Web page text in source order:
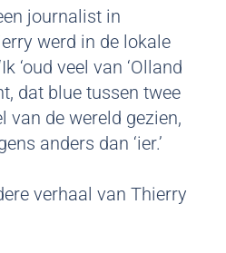
i
s
j
e
r
t
b
r
e
e
V
r
o
u
w
journalist in
werd in de lokale
‘oud veel van ‘Olland
dat blue tussen twee
van de wereld gezien,
anders dan ‘ier.’
verhaal van Thierry